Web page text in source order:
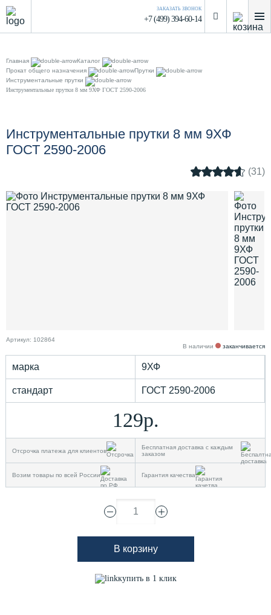
ЗАКАЗАТЬ ЗВОНОК
+7 (499) 394-60-14
Главная
Каталог
Прокат общего назначения
Прутки
Инструментальные прутки
Инструментальные прутки 8 мм 9ХФ ГОСТ 2590-2006
Инструментальные прутки 8 мм 9ХФ
ГОСТ 2590-2006
(31)
Артикул: 102864
В наличии
заканчивается
марка 9ХФ
стандарт ГОСТ 2590-2006
129р.
Отсрочка платежа для клиентов
Бесплатная доставка с каждым
заказом
Возим товары по всей России Гарантия качества
1
В корзину
купить в 1 клик